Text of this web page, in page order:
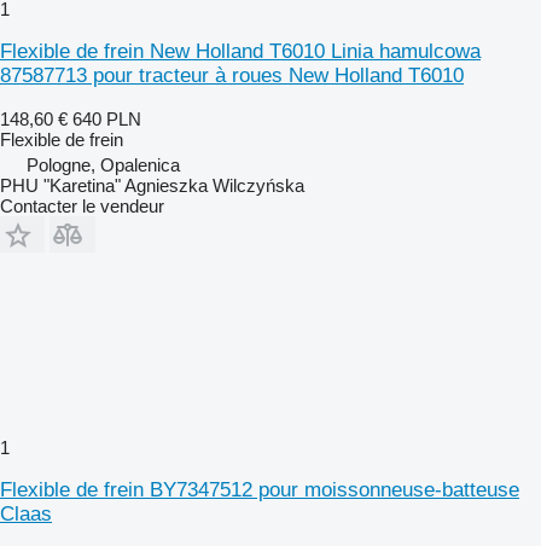
1
Flexible de frein New Holland T6010 Linia hamulcowa
87587713 pour tracteur à roues New Holland T6010
148,60 € 640 PLN
Flexible de frein
Pologne, Opalenica
PHU "Karetina" Agnieszka Wilczyńska
Contacter le vendeur
1
Flexible de frein BY7347512 pour moissonneuse-batteuse
Claas